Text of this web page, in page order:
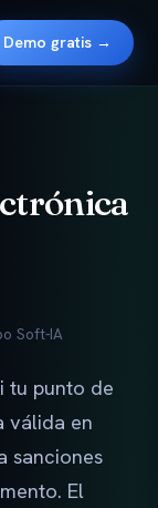
Demo gratis →
Soft-IA
tu punto de
válida en
sanciones
El